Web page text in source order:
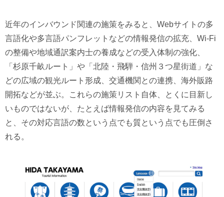
近年のインバウンド関連の施策をみると、Webサイトの多
言語化や多言語パンフレットなどの情報発信の拡充、Wi-Fi
の整備や地域通訳案内士の養成などの受入体制の強化、
「杉原千畝ルート」や「北陸・飛騨・信州３つ星街道」な
どの広域の観光ルート形成、交通機関との連携、海外販路
開拓などが並ぶ。これらの施策リスト自体、とくに目新し
いものではないが、たとえば情報発信の内容を見てみる
と、その対応言語の数という点でも質という点でも圧倒さ
れる。